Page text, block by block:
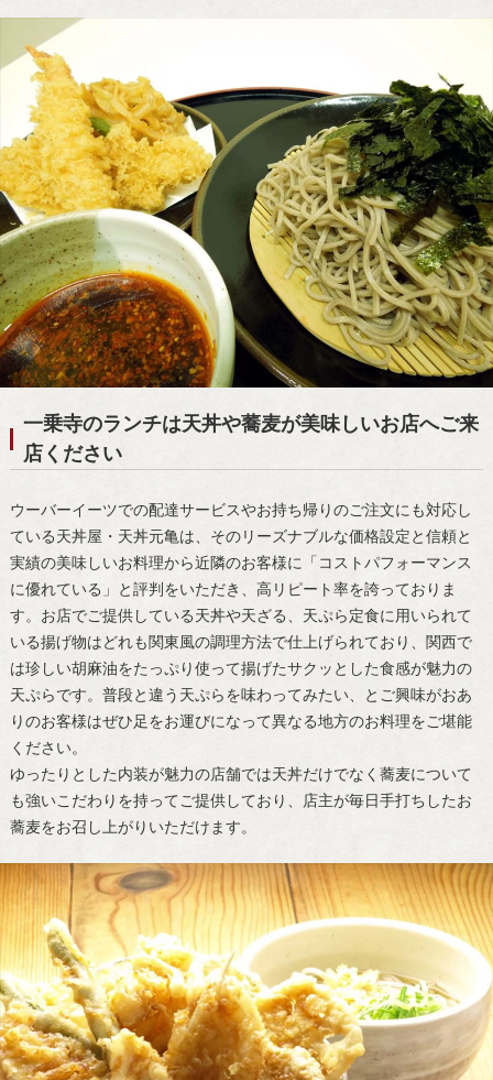
一乗寺のランチは天丼や蕎麦が美味しいお店へご来
店ください
ウーバーイーツでの配達サービスやお持ち帰りのご注文にも対応し
ている天丼屋・天丼元亀は、そのリーズナブルな価格設定と信頼と
実績の美味しいお料理から近隣のお客様に「コストパフォーマンス
に優れている」と評判をいただき、高リピート率を誇っておりま
す。お店でご提供している天丼や天ざる、天ぷら定食に用いられて
いる揚げ物はどれも関東風の調理方法で仕上げられており、関西で
は珍しい胡麻油をたっぷり使って揚げたサクッとした食感が魅力の
天ぷらです。普段と違う天ぷらを味わってみたい、とご興味がおあ
りのお客様はぜひ足をお運びになって異なる地方のお料理をご堪能
ください。
ゆったりとした内装が魅力の店舗では天丼だけでなく蕎麦について
も強いこだわりを持ってご提供しており、店主が毎日手打ちしたお
蕎麦をお召し上がりいただけます。